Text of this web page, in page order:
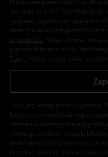
Niniejszym potwierdzam, że chcę
się na to, że E.M.P.
osobowe i wysyłać mi regularnie
dane osobowe będą przetwarzane
prywatności . Mogę odwołać
poprzez kliknięcie w link
Tutaj możesz zrezygnować z
*Kod jest ważny przez 4 tygodnie.
łączy się z innymi kodami
zostanie automatycznie
obejmuje: mediów, książek,
Rammstein, (Till) Lindemann, Die
Fischfilet, Broilers, Böhse Onkelz